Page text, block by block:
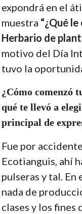
expondrá en el
muestra “¿Qué
Herbario de
motivo del Día
tuvo la
¿Cómo comenzó
qué te llevó a
principal de
Fue por
Ecotianguis, ahí
pulseras y tal. En
nada de
clases y los fines